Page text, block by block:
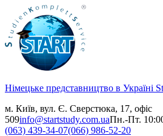
Німецьке представництво в Україні
м. Київ, вул. Є. Сверстюка, 17, офіс
509info@startstudy.com.uaПн.-Пт.
(063) 439-34-07(066) 986-52-20